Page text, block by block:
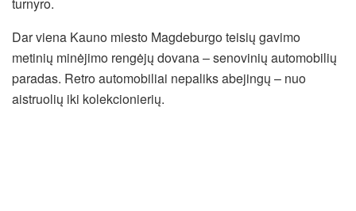
Dar viena Kauno miesto Magdeburgo teisių gavimo
metinių minėjimo rengėjų dovana – senovinių automobilių
paradas. Retro automobiliai nepaliks abejingų – nuo
aistruolių iki kolekcionierių.